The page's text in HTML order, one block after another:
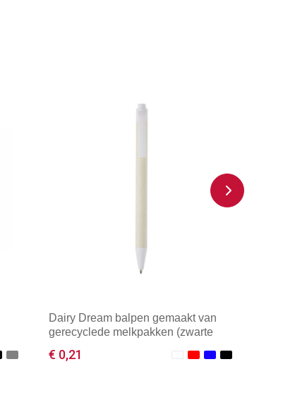
Dairy Dream balpen gemaakt van
gerecyclede melkpakken (zwarte
€ 0,21